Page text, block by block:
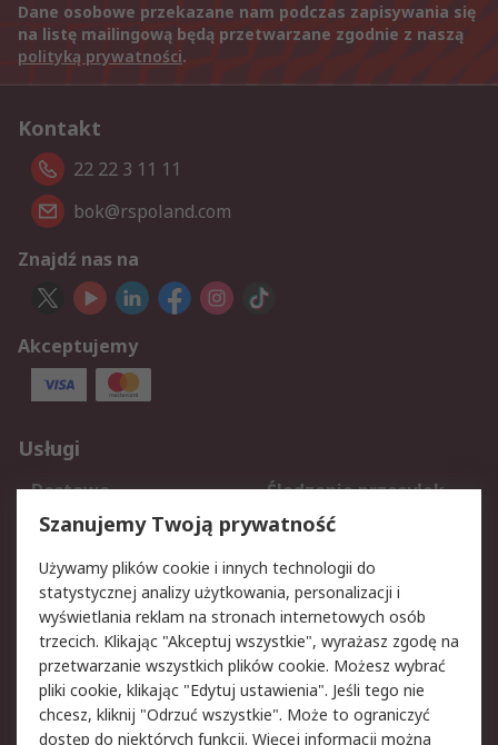
Dane osobowe przekazane nam podczas zapisywania się
na listę mailingową będą przetwarzane zgodnie z naszą
polityką prywatności.
Kontakt
22 22 3 11 11
bok@rspoland.com
Znajdź nas na
Akceptujemy
Usługi
Dostawa
Śledzenie przesyłek
Reklamacje i zwroty
Rejestracja
Aspekty prawne
Bezpieczeństwo e-
maila
Polityka dotycząca
plików cookie
Polityka prywatności
Użytkowanie witryny
Zastrzeżenia prawne
Warunki Sprzedaży
Szanujemy Twoją prywatność
Używamy plików cookie i innych technologii do
statystycznej analizy użytkowania, personalizacji i
wyświetlania reklam na stronach internetowych osób
trzecich. Klikając "Akceptuj wszystkie", wyrażasz zgodę na
przetwarzanie wszystkich plików cookie. Możesz wybrać
pliki cookie, klikając "Edytuj ustawienia". Jeśli tego nie
chcesz, kliknij "Odrzuć wszystkie". Może to ograniczyć
dostęp do niektórych funkcji. Więcej informacji można